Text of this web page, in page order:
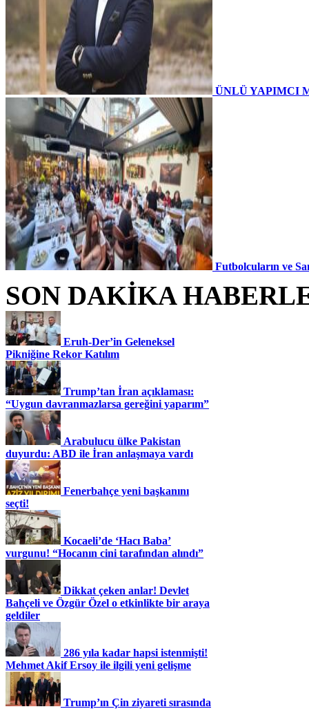
ÜNLÜ YAPIMCI
Futbolcuların ve
SON DAKİKA
Eruh-Der’in Geleneksel
Pikniğine Rekor Katılım
Trump’tan İran açıklaması:
“Uygun davranmazlarsa gereğini yaparım”
Arabulucu ülke Pakistan
duyurdu: ABD ile İran anlaşmaya vardı
Fenerbahçe yeni başkanını
seçti!
Kocaeli’de ‘Hacı Baba’
vurgunu! “Hocanın cini tarafından alındı”
Dikkat çeken anlar! Devlet
Bahçeli ve Özgür Özel o etkinlikte bir araya
geldiler
286 yıla kadar hapsi istenmişti!
Mehmet Akif Ersoy ile ilgili yeni gelişme
Trump’ın Çin ziyareti sırasında